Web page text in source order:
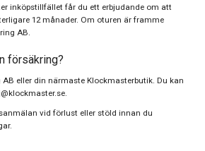
inköpstillfället får du ett erbjudande om att
12 månader. Om oturen är framme
AB.
försäkring?
eller din närmaste Klockmasterbutik. Du kan
vid förlust eller stöld innan du